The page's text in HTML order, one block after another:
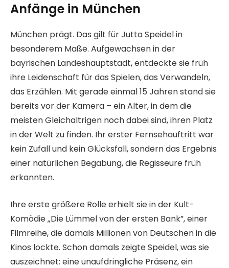
Anfänge in München
München prägt. Das gilt für Jutta Speidel in
besonderem Maße. Aufgewachsen in der
bayrischen Landeshauptstadt, entdeckte sie früh
ihre Leidenschaft für das Spielen, das Verwandeln,
das Erzählen. Mit gerade einmal 15 Jahren stand sie
bereits vor der Kamera – ein Alter, in dem die
meisten Gleichaltrigen noch dabei sind, ihren Platz
in der Welt zu finden. Ihr erster Fernsehauftritt war
kein Zufall und kein Glücksfall, sondern das Ergebnis
einer natürlichen Begabung, die Regisseure früh
erkannten.
Ihre erste größere Rolle erhielt sie in der Kult-
Komödie „Die Lümmel von der ersten Bank”, einer
Filmreihe, die damals Millionen von Deutschen in die
Kinos lockte. Schon damals zeigte Speidel, was sie
auszeichnet: eine unaufdringliche Präsenz, ein